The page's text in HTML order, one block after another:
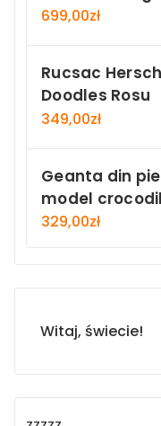
699,00zł
Rucsac
Doodles Rosu
349,00zł
Geanta din
model
329,00zł
Witaj, świecie!